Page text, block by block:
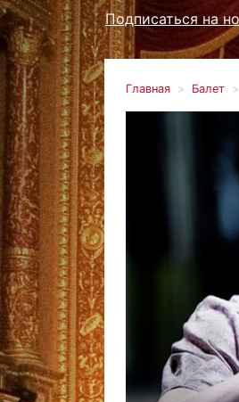
Подписаться на
Главная Балет